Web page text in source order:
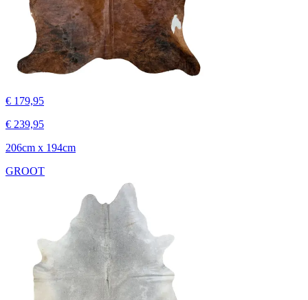
€ 179,95
€ 239,95
206cm x 194cm
GROOT